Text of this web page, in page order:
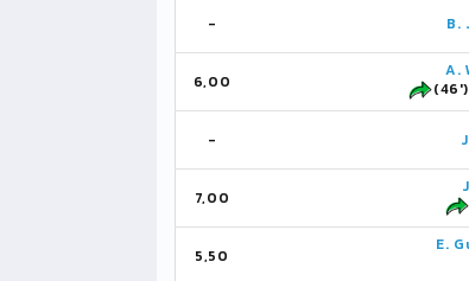
- B.
6,00
A.
(46')
-
7,00
5,50
E.